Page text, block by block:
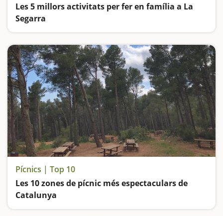
Les 5 millors activitats per fer en família a La
Segarra
Pícnics | Top 10
Les 10 zones de pícnic més espectaculars de
Catalunya